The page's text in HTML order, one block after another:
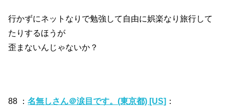
行かずにネットなりで勉強して自由に娯楽なり旅行して
たりするほうが
歪まないんじゃないか？
88 ：名無しさん＠涙目です。(東京都) [US] ：